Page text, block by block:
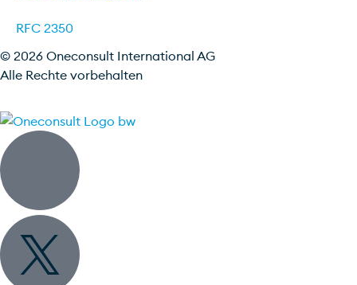
RFC 2350
© 2026 Oneconsult International AG
Alle Rechte vorbehalten